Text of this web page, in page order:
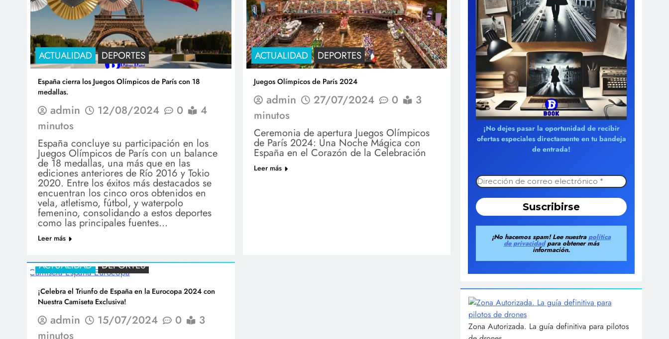
ACTUALIDAD DEPORTES
España cierra los Juegos Olímpicos de París con 18
medallas.
admin 12/08/2024 0
4
minutos
España concluye su participación en los
Juegos Olímpicos de París con un balance
de 18 medallas, una más que en las
ediciones anteriores de Río 2016 y Tokio
2020. Entre los éxitos más destacados se
encuentran los cinco oros obtenidos en
vela, atletismo, fútbol, y waterpolo
femenino, consolidando a estos deportes
como las principales fuentes…
Leer más
ACTUALIDAD DEPORTES
Juegos Olímpicos de París 2024
admin 27/07/2024 0
3
minutos
Ceremonia de apertura Juegos Olímpicos
de París 2024: Una Noche Mágica con
España en el Corazón de la Celebración
Leer más
ACTUALIDAD DEPORTES
¡Celebra el Triunfo de España en la Eurocopa 2024 con
Nuestra Camiseta Exclusiva!
admin 15/07/2024 0
3
minutos
¡No dejes pasar la oportunidad de recibir
ofertas especiales directamente en tu bandeja
de entrada!
¡No hacemos spam! Lee nuestrapolítica
de privacidadpara obtener más
información.
Zona Autorizada. La guía definitiva para pilotos